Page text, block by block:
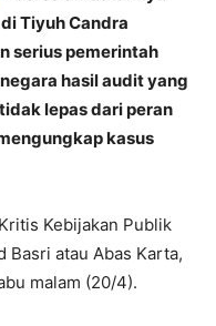
Tiyuh Candra
serius pemerintah
hasil audit yang
lepas dari peran
kasus
Kebijakan Publik
Basri atau Abas Karta,
malam (20/4).